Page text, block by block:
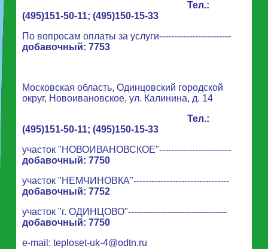
Тел.:
(495)151-50-11; (495)150-15-33
По вопросам оплаты за услуги------------------------
добавочный: 7753
Московская область, Одинцовский городской
округ, Новоивановское, ул. Калинина, д. 14
Тел.:
(495)151-50-11; (495)150-15-33
участок "НОВОИВАНОВСКОЕ"------------------------
добавочный: 7750
участок "НЕМЧИНОВКА"--------------------------------
добавочный: 7752
участок "г. ОДИНЦОВО"---------------------------------
добавочный: 7750
e-mail: teploset-uk-4@odtn.ru